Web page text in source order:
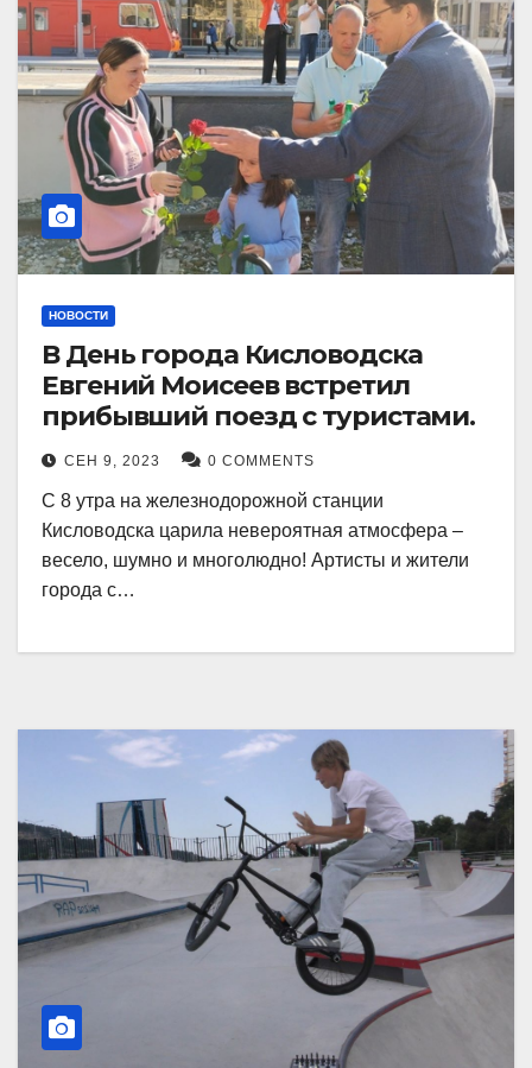
НОВОСТИ
В День города Кисловодска
Евгений Моисеев встретил
прибывший поезд с туристами.
СЕН 9, 2023 0 COMMENTS
С 8 утра на железнодорожной станции
Кисловодска царила невероятная атмосфера –
весело, шумно и многолюдно! Артисты и жители
города с…